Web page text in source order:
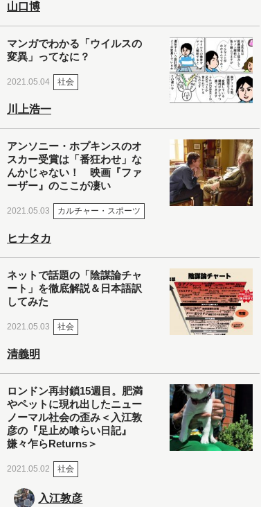
山口博
マンガでわかる「ウイルスの
変異」ってなに？
2021.05.04 社会
川上浩一
アンソニー・ホプキンスのオ
スカー受賞は「番狂わせ」な
んかじゃない！ 映画『ファ
ーザー』のここが凄い
2021.05.03 カルチャー・スポーツ
ヒナタカ
ネットで話題の「陰謀論チャ
ート」を徹底解説＆日本語訳
してみた
2021.05.03 社会
清義明
ロンドン再封鎖15週目。肥満
やペットに現れ出したニュー
ノーマル社会の歪み＜入江敦
彦の『足止め喰らい日記』
嫌々乍らReturns＞
2021.05.02 社会
入江敦彦